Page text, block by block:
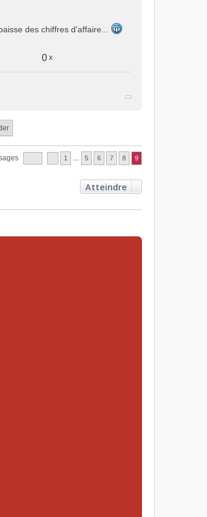
des chiffres d'affaire...
0 x
1 5 6 7 8 9
Atteindre